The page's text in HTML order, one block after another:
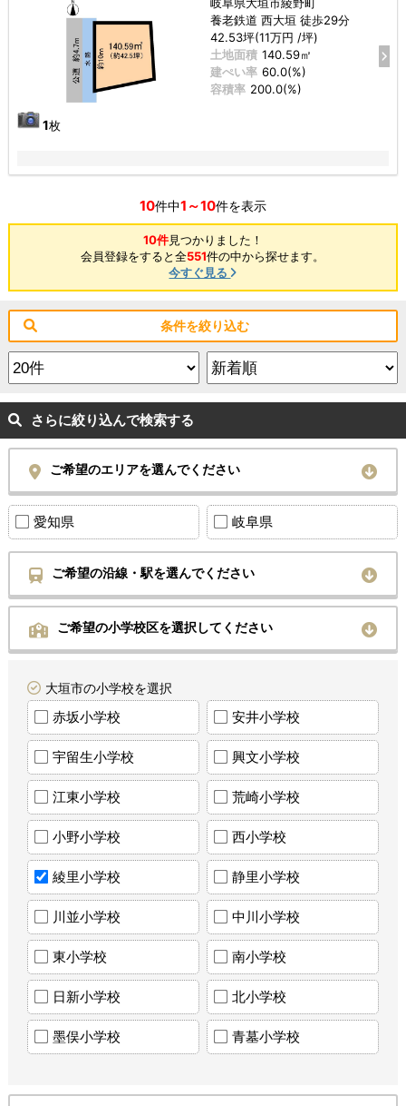
1枚
養老鉄道 西大垣 徒歩29分
42.53坪(11万円 /坪)
土地面積 140.59㎡
建ぺい率 60.0(%)
容積率 200.0(%)
10件中1～10件を表示
10件見つかりました！
会員登録をすると全551件の中から探せます。
今すぐ見る
条件を絞り込む
さらに絞り込んで検索する
ご希望のエリアを選んでください
愛知県 岐阜県
ご希望の沿線・駅を選んでください
ご希望の小学校区を選択してください
大垣市の小学校を選択
赤坂小学校 安井小学校
宇留生小学校 興文小学校
江東小学校 荒崎小学校
小野小学校 西小学校
綾里小学校 静里小学校
川並小学校 中川小学校
東小学校 南小学校
日新小学校 北小学校
墨俣小学校 青墓小学校